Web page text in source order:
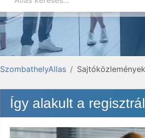
SzombathelyAllas Sajtóközlemények
Így alakult a